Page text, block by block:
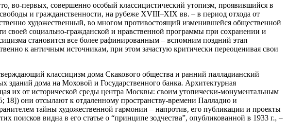
во-первых, совершенно особый классицистический утопизм, проявившийся в
и гражданственности, на рубеже XVIII–XIX вв. – в период отхода от
художественный, во многом противостоящий изменившейся общественной
социально-гражданской и нравственной программы при сохранении и
становится все более рафинированным – вспомним поздний этап
к античным источникам, при этом зачастую критически переоценивая свои
классицизм дома Скакового общества и ранний палладианский
зданий дома на Моховой и Государственного банка. Архитектурная
их от исторической среды центра Москвы: своим утопически-монументальным
18]) они отсылают к отдаленному пространству-времени Палладио и
тайны художественной гармонии – напротив, его публикации и проекты
поисков видна в его статье о “принципе зодчества”, опубликованной в 1933 г., –